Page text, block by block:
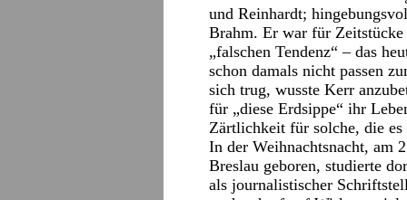
und Reinhardt;
Brahm. Er war für
„falschen Tendenz“ – das
schon damals nicht passen
sich trug, wusste Kerr
für „diese Erdsippe“ ihr
Zärtlichkeit für solche, die
In der Weihnachtsnacht, am
Breslau geboren, studierte
als journalistischer